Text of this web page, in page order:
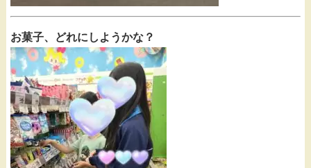
お菓子、どれにしようかな？